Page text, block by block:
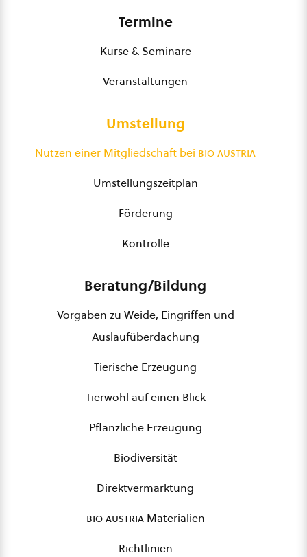
Termine
Kurse & Seminare
Veranstaltungen
Umstellung
Nutzen einer Mitgliedschaft bei bio austria
Umstellungszeitplan
Förderung
Kontrolle
Beratung/Bildung
Vorgaben zu Weide, Eingriffen und
Auslaufüberdachung
Tierische Erzeugung
Tierwohl auf einen Blick
Pflanzliche Erzeugung
Biodiversität
Direktvermarktung
bio austriaMaterialien
Richtlinien